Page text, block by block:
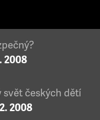
2008
svět českých dětí
2008